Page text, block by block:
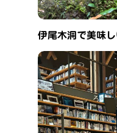
伊尾木洞で美味